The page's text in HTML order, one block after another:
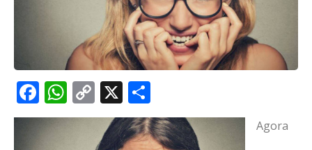
Facebook
WhatsApp
Copy
Link
X
Agora